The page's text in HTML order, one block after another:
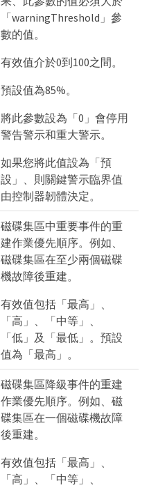
「warningThreshold」參
數的值。
有效值介於0到100之間。
預設值為85%。
將此參數設為「0」會停用
警告警示和重大警示。
如果您將此值設為「預
設」、則關鍵警示臨界值
由控制器韌體決定。
磁碟集區中重要事件的重
建作業優先順序。例如、
磁碟集區在至少兩個磁碟
機故障後重建。
有效值包括「最高」、
「高」、「中等」、
「低」及「最低」。預設
值為「最高」。
磁碟集區降級事件的重建
作業優先順序。例如、磁
碟集區在一個磁碟機故障
後重建。
有效值包括「最高」、
「高」、「中等」、